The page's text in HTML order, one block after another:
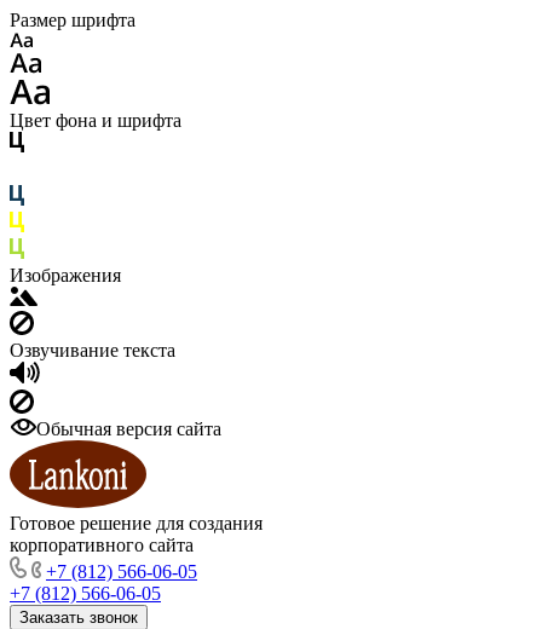
Размер шрифта
Цвет фона и шрифта
Изображения
Озвучивание текста
Обычная версия сайта
Готовое решение для создания
корпоративного сайта
+7 (812) 566-06-05
+7 (812) 566-06-05
Заказать звонок